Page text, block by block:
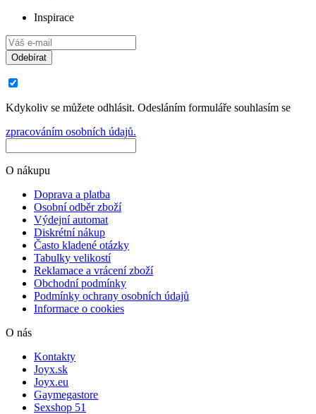
Inspirace
Odebírat
Kdykoliv se můžete odhlásit. Odesláním formuláře souhlasím se
zpracováním osobních údajů.
O nákupu
Doprava a platba
Osobní odběr zboží
Výdejní automat
Diskrétní nákup
Často kladené otázky
Tabulky velikostí
Reklamace a vrácení zboží
Obchodní podmínky
Podmínky ochrany osobních údajů
Informace o cookies
O nás
Kontakty
Joyx.sk
Joyx.eu
Gaymegastore
Sexshop 51